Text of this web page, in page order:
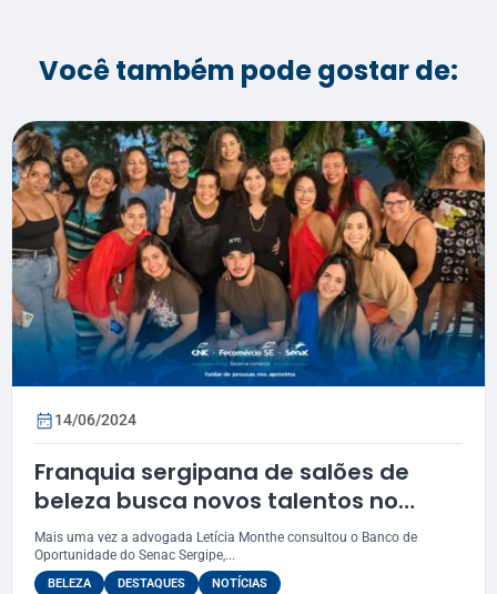
Você também pode gostar de:
14/06/2024
Franquia sergipana de salões de
beleza busca novos talentos no
Senac
Mais uma vez a advogada Letícia Monthe consultou o Banco de
Oportunidade do Senac Sergipe,...
BELEZA DESTAQUES NOTÍCIAS